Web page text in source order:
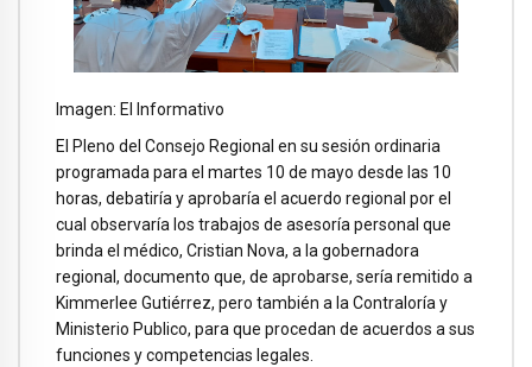
Imagen: El Informativo
El Pleno del Consejo Regional en su sesión ordinaria
programada para el martes 10 de mayo desde las 10
horas, debatiría y aprobaría el acuerdo regional por el
cual observaría los trabajos de asesoría personal que
brinda el médico, Cristian Nova, a la gobernadora
regional, documento que, de aprobarse, sería remitido a
Kimmerlee Gutiérrez, pero también a la Contraloría y
Ministerio Publico, para que procedan de acuerdos a sus
funciones y competencias legales.